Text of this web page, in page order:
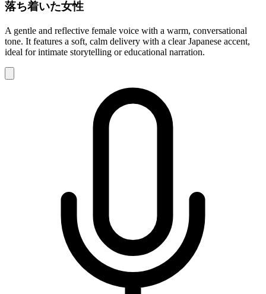
落ち着いた女性
A gentle and reflective female voice with a warm, conversational
tone. It features a soft, calm delivery with a clear Japanese accent,
ideal for intimate storytelling or educational narration.